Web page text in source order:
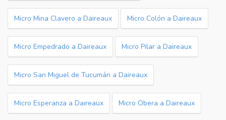
Micro Mina Clavero a Daireaux Micro Colón a Daireaux
Micro Empedrado a Daireaux Micro Pilar a Daireaux
Micro San Miguel de Tucumán a Daireaux
Micro Esperanza a Daireaux Micro Obera a Daireaux